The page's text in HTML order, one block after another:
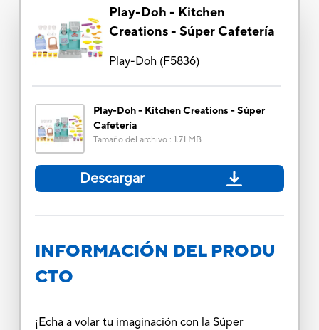
Play-Doh - Kitchen
Creations - Súper Cafetería
Play-Doh(F5836)
Play-Doh - Kitchen Creations - Súper
Cafetería
Tamaño del archivo: 1.71 MB
Descargar
INFORMACIÓN DEL PRODU
CTO
¡Echa a volar tu imaginación con la Súper